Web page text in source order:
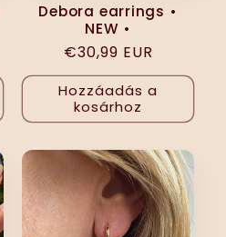
Debora earrings •
NEW •
Normál
ár
€30,99 EUR
Hozzáadás a
kosárhoz